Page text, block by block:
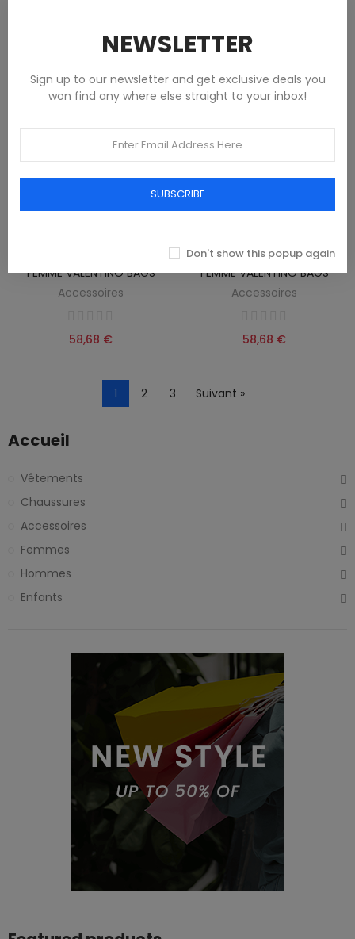
FEMME VALENTINO BAGS
Accessoires
58,68 €
PORTEFEUILLE NOIR POUR
FEMME VALENTINO BAGS
Accessoires
58,68 €
1 2 3 Suivant »
Accueil
Vêtements
Chaussures
Accessoires
Femmes
Hommes
Enfants
NEWSLETTER
Sign up to our newsletter and get exclusive deals you
won find any where else straight to your inbox!
SUBSCRIBE
Don't show this popup again